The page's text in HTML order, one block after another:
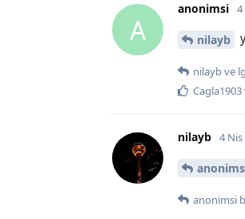
A
anonimsi 4
nilayb
nilaybve
Cagla1903
nilayb 4 Nis
anonimsi